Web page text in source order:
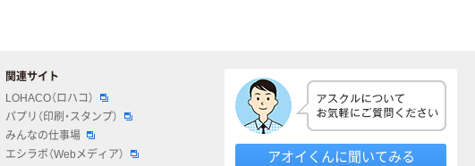
関連サイト
LOHACO（ロハコ）
パプリ（印刷・スタンプ）
みんなの仕事場
エシラボ（Webメディア）
アオイくんに聞いてみる